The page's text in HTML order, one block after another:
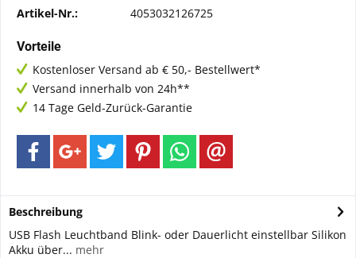
Artikel-Nr.: 4053032126725
Vorteile
Kostenloser Versand ab € 50,- Bestellwert*
Versand innerhalb von 24h**
14 Tage Geld-Zurück-Garantie
Beschreibung
USB Flash Leuchtband Blink- oder Dauerlicht einstellbar Silikon
Akku über... mehr